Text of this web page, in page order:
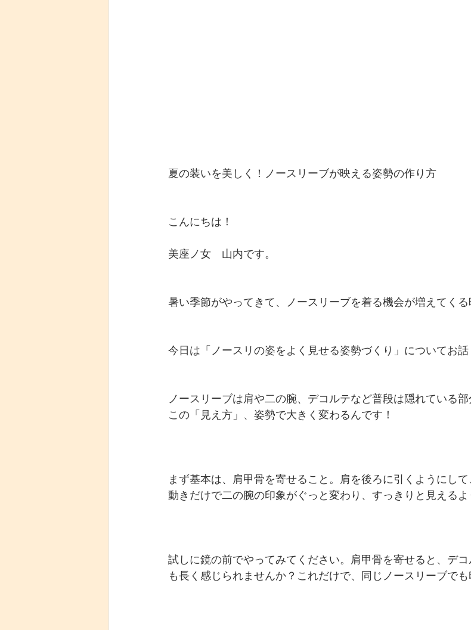
夏の装いを美しく！ノースリーブが映える姿勢の作り方
こんにちは！
美座ノ女　山内です。
暑い季節がやってきて、ノースリーブを着る機会が増えてくる
今日は「ノースリの姿をよく見せる姿勢づくり」についてお話
ノースリーブは肩や二の腕、デコルテなど普段は隠れている
この「見え方」、姿勢で大きく変わるんです！
まず基本は、肩甲骨を寄せること。肩を後ろに引くようにし
動きだけで二の腕の印象がぐっと変わり、すっきりと見えるよ
試しに鏡の前でやってみてください。肩甲骨を寄せると、デ
も長く感じられませんか？これだけで、同じノースリーブでも